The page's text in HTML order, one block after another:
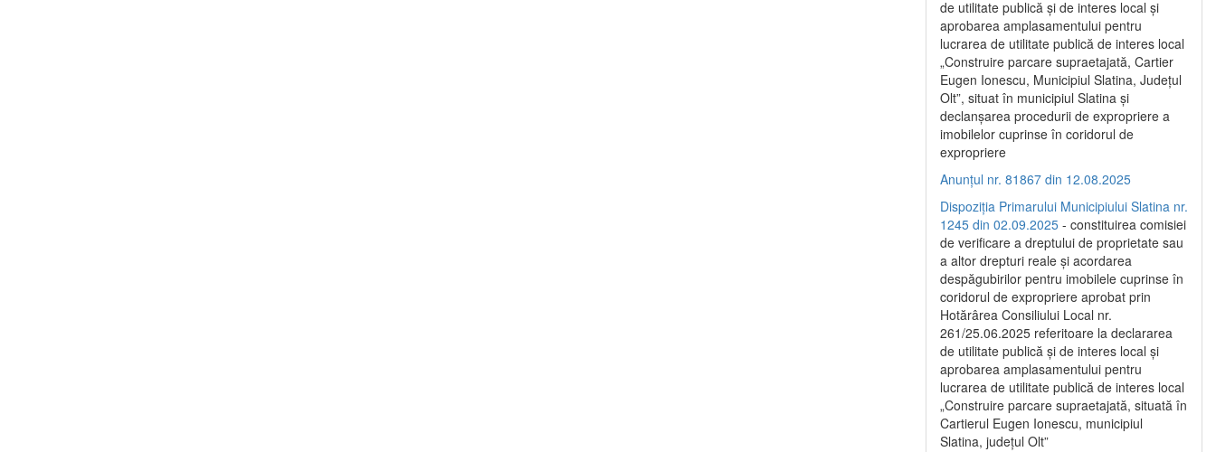
de utilitate publică și de interes local și
aprobarea amplasamentului pentru
lucrarea de utilitate publică de interes local
„Construire parcare supraetajată, Cartier
Eugen Ionescu, Municipiul Slatina, Județul
Olt”, situat în municipiul Slatina și
declanșarea procedurii de expropriere a
imobilelor cuprinse în coridorul de
expropriere
Anunțul nr. 81867 din 12.08.2025
Dispoziția Primarului Municipiului Slatina nr.
1245 din 02.09.2025 - constituirea comisiei
de verificare a dreptului de proprietate sau
a altor drepturi reale și acordarea
despăgubirilor pentru imobilele cuprinse în
coridorul de expropriere aprobat prin
Hotărârea Consiliului Local nr.
261/25.06.2025 referitoare la declararea
de utilitate publică și de interes local și
aprobarea amplasamentului pentru
lucrarea de utilitate publică de interes local
„Construire parcare supraetajată, situată în
Cartierul Eugen Ionescu, municipiul
Slatina, județul Olt”